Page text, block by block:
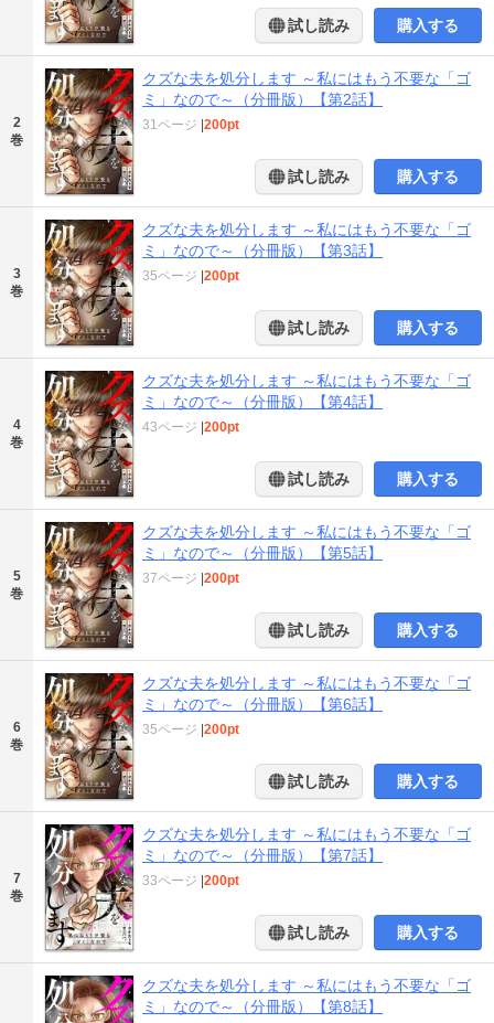
試し読み 購入する
2
巻
クズな夫を処分します ～私にはもう不要な「ゴ
ミ」なので～（分冊版）【第2話】
31ページ 200pt
試し読み 購入する
3
巻
クズな夫を処分します ～私にはもう不要な「ゴ
ミ」なので～（分冊版）【第3話】
35ページ 200pt
試し読み 購入する
4
巻
クズな夫を処分します ～私にはもう不要な「ゴ
ミ」なので～（分冊版）【第4話】
43ページ 200pt
試し読み 購入する
5
巻
クズな夫を処分します ～私にはもう不要な「ゴ
ミ」なので～（分冊版）【第5話】
37ページ 200pt
試し読み 購入する
6
巻
クズな夫を処分します ～私にはもう不要な「ゴ
ミ」なので～（分冊版）【第6話】
35ページ 200pt
試し読み 購入する
7
巻
クズな夫を処分します ～私にはもう不要な「ゴ
ミ」なので～（分冊版）【第7話】
33ページ 200pt
試し読み 購入する
クズな夫を処分します ～私にはもう不要な「ゴ
ミ」なので～（分冊版）【第8話】